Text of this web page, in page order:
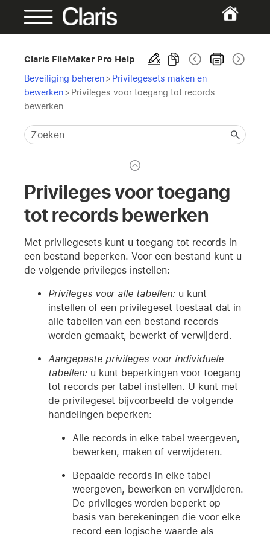
Claris FileMaker Pro Help
Beveiliging beheren> Privilegesets maken en
bewerken> Privileges voor toegang tot records
bewerken
Privileges voor toegang
tot records bewerken
Met privilegesets kunt u toegang tot records in
een bestand beperken. Voor een bestand kunt u
de volgende privileges instellen:
Privileges voor alle tabellen: u kunt
instellen of een privilegeset toestaat dat in
alle tabellen van een bestand records
worden gemaakt, bewerkt of verwijderd.
Aangepaste privileges voor individuele
tabellen: u kunt beperkingen voor toegang
tot records per tabel instellen. U kunt met
de privilegeset bijvoorbeeld de volgende
handelingen beperken:
Alle records in elke tabel weergeven,
bewerken, maken of verwijderen.
Bepaalde records in elke tabel
weergeven, bewerken en verwijderen.
De privileges worden beperkt op
basis van berekeningen die voor elke
record een logische waarde als